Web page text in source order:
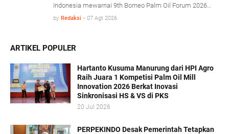
Indonesia mewarnai 9th Borneo Palm Oil Forum 2026
yang mengusung tema “Resilience, Innovation, and
Hall Balikpapan, Kamis (6/8).
by Redaksi - 07 Agt 2026
ARTIKEL POPULER
Hartanto Kusuma Manurung dari HPI Agro
Raih Juara 1 Kompetisi Palm Oil Mill
Innovation 2026 Berkat Inovasi
Sinkronisasi HS & VS di PKS
20 Jul 2026
PERPEKINDO Desak Pemerintah Tetapkan